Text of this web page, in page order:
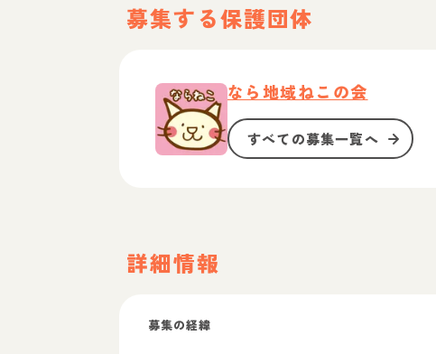
募集する保護団体
なら地域ねこの会
すべての募集一覧へ
詳細情報
募集の経緯